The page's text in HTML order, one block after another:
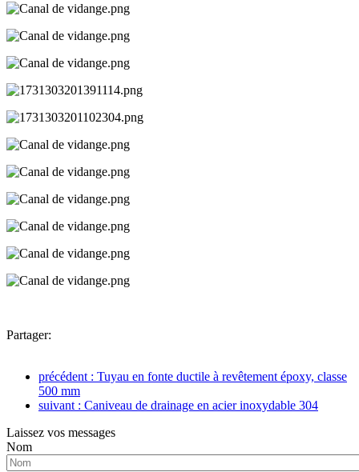
Partager:
précédent : Tuyau en fonte ductile à revêtement époxy, classe
500 mm
suivant : Caniveau de drainage en acier inoxydable 304
Laissez vos messages
Nom